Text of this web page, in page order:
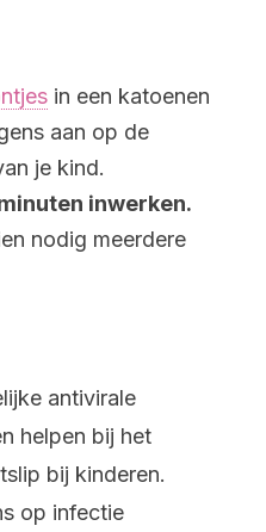
in een katoenen
aan op de
je kind.
inwerken.
nodig meerdere
antivirale
helpen bij het
bij kinderen.
op infectie